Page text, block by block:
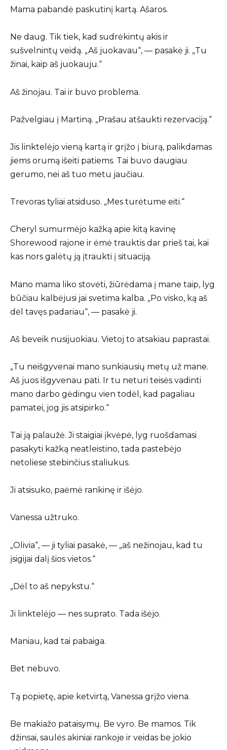
Mama pabandė paskutinį kartą. Ašaros.
Ne daug. Tik tiek, kad sudrėkintų akis ir
sušvelnintų veidą. „Aš juokavau“, — pasakė ji. „Tu
žinai, kaip aš juokauju.“
Aš žinojau. Tai ir buvo problema.
Pažvelgiau į Martiną. „Prašau atšaukti rezervaciją.“
Jis linktelėjo vieną kartą ir grįžo į biurą, palikdamas
jiems orumą išeiti patiems. Tai buvo daugiau
gerumo, nei aš tuo metu jaučiau.
Trevoras tyliai atsiduso. „Mes turėtume eiti.“
Cheryl sumurmėjo kažką apie kitą kavinę
Shorewood rajone ir ėmė trauktis dar prieš tai, kai
kas nors galėtų ją įtraukti į situaciją.
Mano mama liko stovėti, žiūrėdama į mane taip, lyg
būčiau kalbėjusi jai svetima kalba. „Po visko, ką aš
dėl tavęs padariau“, — pasakė ji.
Aš beveik nusijuokiau. Vietoj to atsakiau paprastai.
„Tu neišgyvenai mano sunkiausių metų už mane.
Aš juos išgyvenau pati. Ir tu neturi teisės vadinti
mano darbo gėdingu vien todėl, kad pagaliau
pamatei, jog jis atsipirko.“
Tai ją palaužė. Ji staigiai įkvėpė, lyg ruošdamasi
pasakyti kažką neatleistino, tada pastebėjo
netoliese stebinčius staliukus.
Ji atsisuko, paėmė rankinę ir išėjo.
Vanessa užtruko.
„Olivia“, — ji tyliai pasakė, — „aš nežinojau, kad tu
įsigijai dalį šios vietos.“
„Dėl to aš nepykstu.“
Ji linktelėjo — nes suprato. Tada išėjo.
Maniau, kad tai pabaiga.
Bet nebuvo.
Tą popietę, apie ketvirtą, Vanessa grįžo viena.
Be makiažo pataisymų. Be vyro. Be mamos. Tik
džinsai, saulės akiniai rankoje ir veidas be jokio